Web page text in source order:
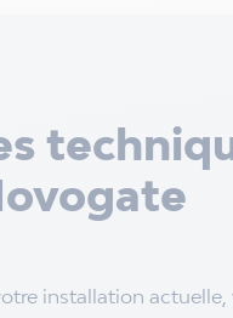
installation actuelle,